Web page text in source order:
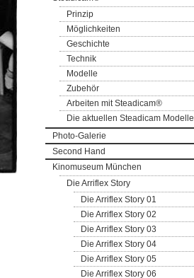
Prinzip
Möglichkeiten
Geschichte
Technik
Modelle
Zubehör
Arbeiten mit Steadicam®
Die aktuellen Steadicam Modelle
Photo-Galerie
Second Hand
Kinomuseum München
Die Arriflex Story
Die Arriflex Story 01
Die Arriflex Story 02
Die Arriflex Story 03
Die Arriflex Story 04
Die Arriflex Story 05
Die Arriflex Story 06